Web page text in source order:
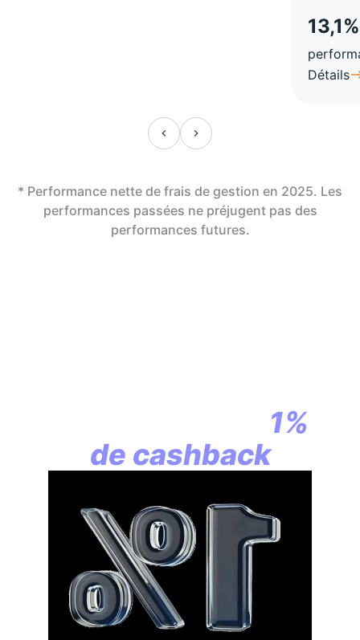
13,1%
Détails
* Performance nette de frais de gestion en 2025. Les
performances passées ne préjugent pas des
performances futures.
1%
de cashback